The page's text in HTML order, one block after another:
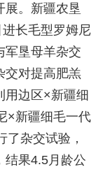
展。新疆农垦
长毛型罗姆尼
军垦母羊杂交
交对提高肥羔
用边区×新疆细
×新疆细毛一代
杂交试验，
结果4.5月龄公